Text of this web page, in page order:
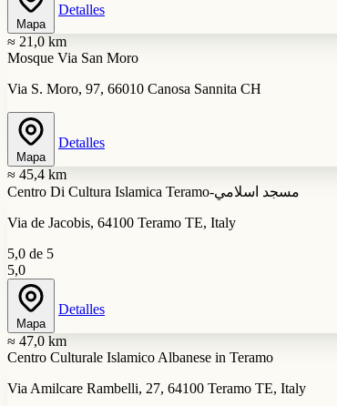
Mapa
Detalles
≈ 21,0 km
Mosque Via San Moro
Via S. Moro, 97, 66010 Canosa Sannita CH
Mapa
Detalles
≈ 45,4 km
Centro Di Cultura Islamica Teramo-مسجد اسلامي
Via de Jacobis, 64100 Teramo TE, Italy
5,0 de 5
5,0
Mapa
Detalles
≈ 47,0 km
Centro Culturale Islamico Albanese in Teramo
Via Amilcare Rambelli, 27, 64100 Teramo TE, Italy